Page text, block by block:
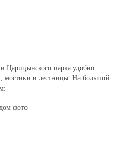
Царицынского парка удобно
мостики и лестницы. На большой